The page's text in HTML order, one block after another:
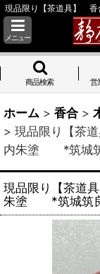
現品限り【茶道具
メニュー
商品検索 営
ホーム > 香合 >
> 現品限り【
内朱塗 *筑
現品限り【茶
朱塗 *筑城